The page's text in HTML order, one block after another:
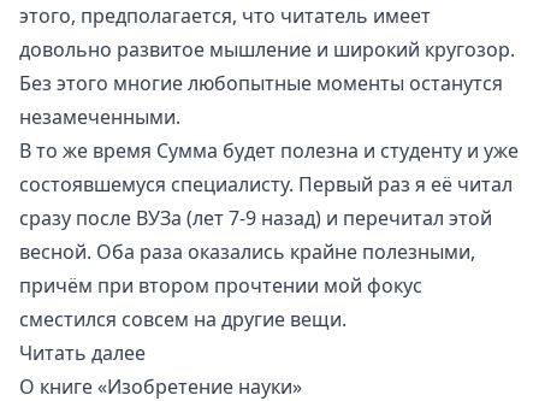
этого, предполагается, что читатель имеет
довольно развитое мышление и широкий кругозор.
Без этого многие любопытные моменты останутся
незамеченными.
В то же время Сумма будет полезна и студенту и уже
состоявшемуся специалисту. Первый раз я её читал
сразу после ВУЗа (лет 7-9 назад) и перечитал этой
весной. Оба раза оказались крайне полезными,
причём при втором прочтении мой фокус
сместился совсем на другие вещи.
Читать далее
О книге «Изобретение науки»